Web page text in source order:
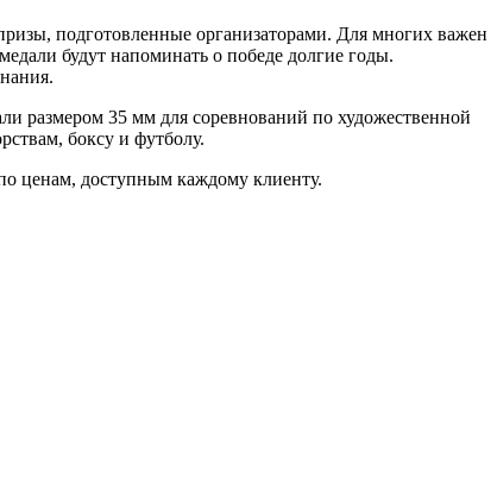
подготовленные организаторами. Для многих важен
будут напоминать о победе долгие годы.
размером 35 мм для соревнований по художественной
боксу и футболу.
ценам, доступным каждому клиенту.